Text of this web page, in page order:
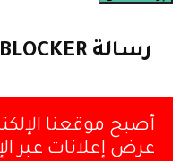
رسالة ADBLOCKER
أصبح موقعنا
عرض إعلانات عبر